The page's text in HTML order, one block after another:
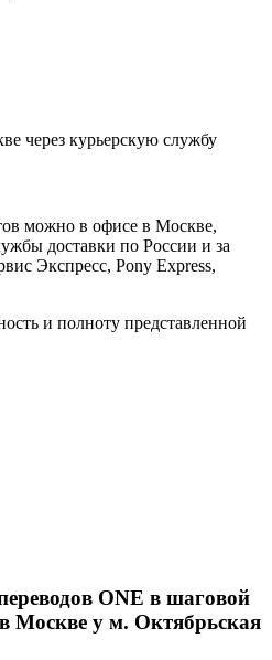
через курьерскую службу
можно в офисе в Москве,
доставки по России и за
Экспресс, Pony Express,
и полноту представленной
ONE в шаговой
Москве у м. Октябрьская